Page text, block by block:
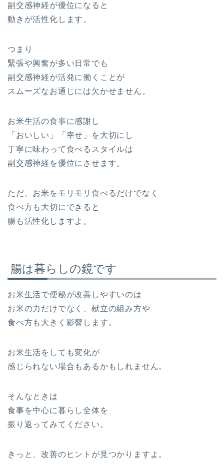
副交感神経が優位になると
動きが活性化します。
つまり
緊張や興奮が多い日常でも
副交感神経が活発に働くことが
スムーズなお通じには欠かせません。
お米生活の食事に感謝し
「おいしい」「幸せ」を大切にし
丁寧に味わって食べるスタイルは
副交感神経を優位にさせます。
ただ、お米をモリモリ食べるだけでなく
食べ方も大切にできると
腸も活性化しますよ。
腸は暮らしの鏡です
お米生活で便秘が改善しやすいのは
お米の力だけでなく、献立の組み方や
食べ方も大きく影響します。
お米生活をしても変化が
感じられない場合もあるかもしれません。
そんなときは
食事を中心に暮らし全体を
振り返ってみてください。
きっと、改善のヒントが見つかりますよ。